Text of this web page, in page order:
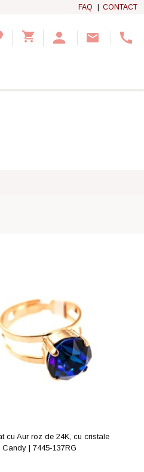
FAQ CONTACT
cu Aur roz de 24K, cu cristale
| 7445-137RG